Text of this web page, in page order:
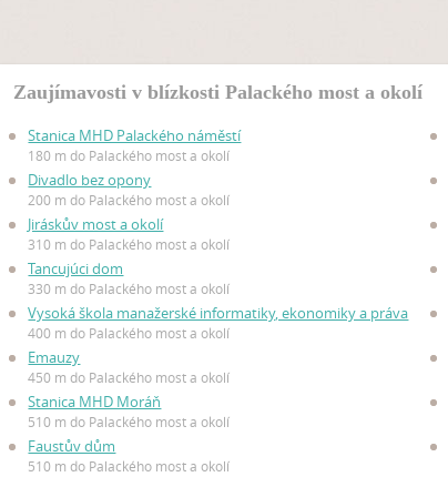
Zaujímavosti v blízkosti Palackého most a okolí
Stanica MHD Palackého náměstí
180 m do Palackého most a okolí
Divadlo bez opony
200 m do Palackého most a okolí
Jiráskův most a okolí
310 m do Palackého most a okolí
Tancujúci dom
330 m do Palackého most a okolí
Vysoká škola manažerské informatiky, ekonomiky a práva
400 m do Palackého most a okolí
Emauzy
450 m do Palackého most a okolí
Stanica MHD Moráň
510 m do Palackého most a okolí
Faustův dům
510 m do Palackého most a okolí